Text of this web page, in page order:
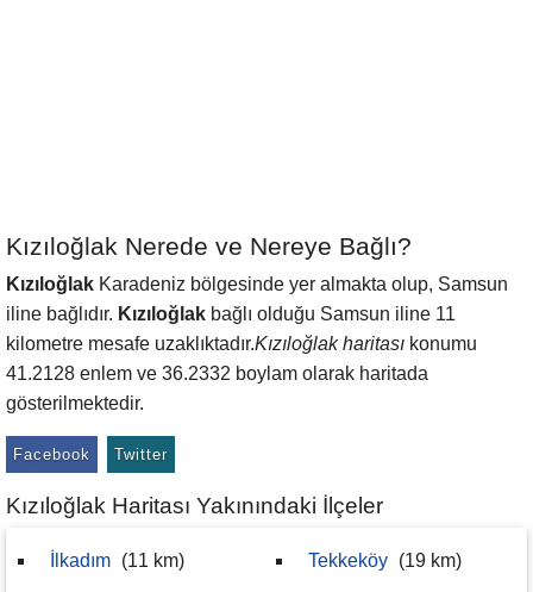
Kızıloğlak Nerede ve Nereye Bağlı?
Kızıloğlak Karadeniz bölgesinde yer almakta olup, Samsun
iline bağlıdır. Kızıloğlak bağlı olduğu Samsun iline 11
kilometre mesafe uzaklıktadır.Kızıloğlak haritası konumu
41.2128 enlem ve 36.2332 boylam olarak haritada
gösterilmektedir.
Facebook Twitter
Kızıloğlak Haritası Yakınındaki İlçeler
İlkadım (11 km) Tekkeköy (19 km)